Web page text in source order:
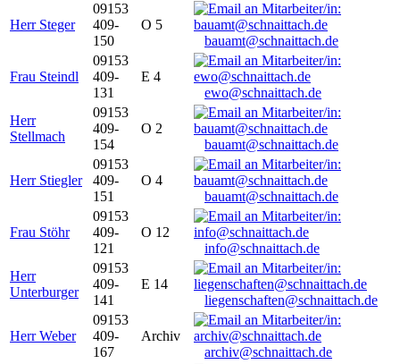
Herr Steger
09153
409-
150
O 5
bauamt@schnaittach.de
Frau Steindl
09153
409-
131
E 4
ewo@schnaittach.de
Herr
Stellmach
09153
409-
154
O 2
bauamt@schnaittach.de
Herr Stiegler
09153
409-
151
O 4
bauamt@schnaittach.de
Frau Stöhr
09153
409-
121
O 12
info@schnaittach.de
Herr
Unterburger
09153
409-
141
E 14
liegenschaften@schnaittach.de
Herr Weber
09153
409-
167
Archiv
archiv@schnaittach.de